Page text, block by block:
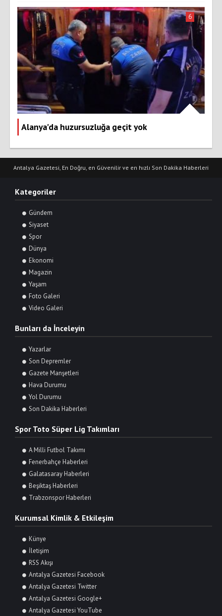
Alanya'da huzursuzluğa geçit yok
6
Antalya Gazetesi, En Doğru, en Güvenilir ve en hızlı Son Dakika Haberleri
Kategoriler
Gündem
Siyaset
Spor
Dünya
Ekonomi
Magazin
Yaşam
Foto Galeri
Video Galeri
Bunları da İnceleyin
Yazarlar
Son Depremler
Gazete Manşetleri
Hava Durumu
Yol Durumu
Son Dakika Haberleri
Spor Toto Süper Lig Takımları
A Milli Futbol Takımı
Fenerbahçe Haberleri
Galatasaray Haberleri
Beşiktaş Haberleri
Trabzonspor Haberleri
Kurumsal Kimlik & Etkileşim
Künye
İletişim
RSS Akışı
Antalya Gazetesi Facebook
Antalya Gazetesi Twitter
Antalya Gazetesi Google+
Antalya Gazetesi YouTube